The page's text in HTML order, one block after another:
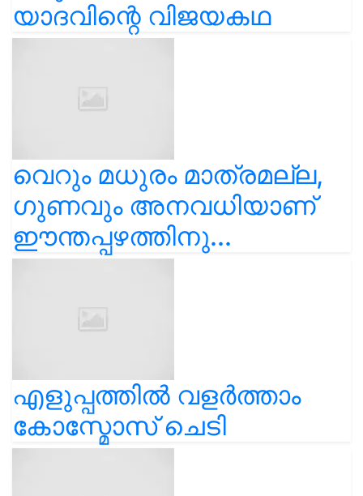
യാദവിന്റെ വിജയകഥ
വെറും മധുരം മാത്രമല്ല,
ഗുണവും അനവധിയാണ്
ഈന്തപ്പഴത്തിനു...
എളുപ്പത്തിൽ വളർത്താം
കോസ്മോസ് ചെടി